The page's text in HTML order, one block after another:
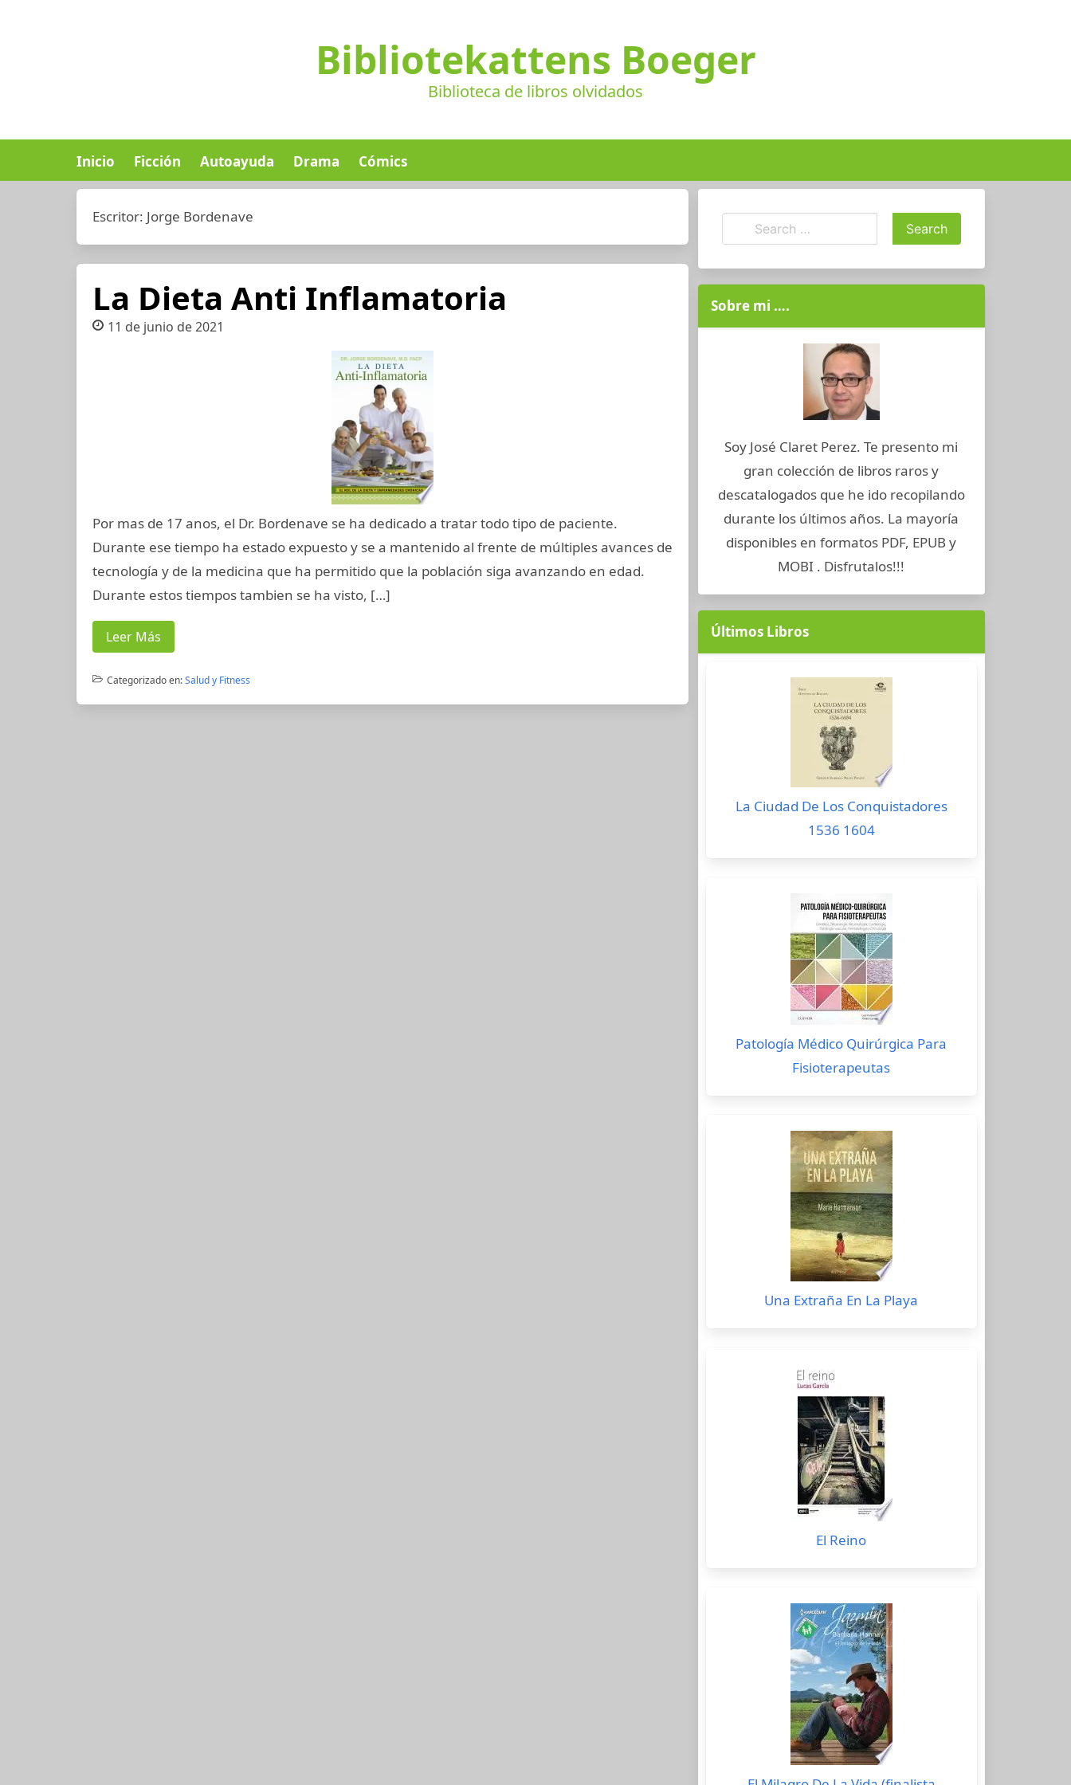
Bibliotekattens Boeger
Biblioteca de libros olvidados
Inicio Ficción Autoayuda Drama Cómics
Escritor: Jorge Bordenave
La Dieta Anti Inflamatoria
11 de junio de 2021
Por mas de 17 anos, el Dr. Bordenave se ha dedicado a tratar todo tipo de paciente.
Durante ese tiempo ha estado expuesto y se a mantenido al frente de múltiples avances de
tecnología y de la medicina que ha permitido que la población siga avanzando en edad.
Durante estos tiempos tambien se ha visto, […]
Leer Más
Categorizado en:Salud y Fitness
Sobre mi ….
Soy José Claret Perez. Te presento mi
gran colección de libros raros y
descatalogados que he ido recopilando
durante los últimos años. La mayoría
disponibles en formatos PDF, EPUB y
MOBI . Disfrutalos!!!
Últimos Libros
La Ciudad De Los Conquistadores
1536 1604
Patología Médico Quirúrgica Para
Fisioterapeutas
Una Extraña En La Playa
El Reino